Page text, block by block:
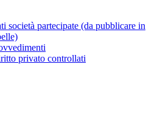
società partecipate (da pubblicare in
privato controllati